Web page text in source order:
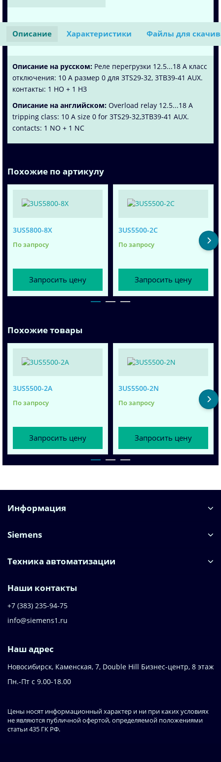
Описание Характеристики Файлы для
Описание на русском: Реле перегрузки 12.5...18 A класс
отключения: 10 A размер 0 для 3TS29-32, 3TB39-41 AUX.
контакты: 1 НО + 1 НЗ
Описание на английском: Overload relay 12.5...18 A
tripping class: 10 A size 0 for 3TS29-32,3TB39-41 AUX.
contacts: 1 NO + 1 NC
Похожие по артикулу
3US5800-8X
По запросу
Запросить цену
3US5500-2C
По запросу
Запросить цену
Похожие товары
3US5500-2A
По запросу
Запросить цену
3US5500-2N
По запросу
Запросить цену
Информация
Siemens
Техника автоматизации
Наши контакты
+7 (383) 235-94-75
info@siemens1.ru
Наш адрес
Новосибирск, Каменская, 7, Double Hill ​Бизнес-центр, 8 этаж
Пн.-Пт с 9.00-18.00
Цены носят информационный характер и ни при каких условиях
не являются публичной офертой, определяемой положениями
статьи 435 ГК РФ.